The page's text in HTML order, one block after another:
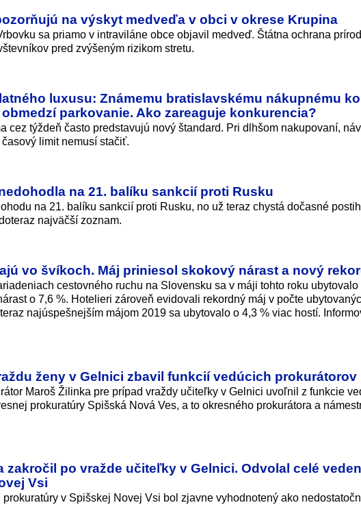
na výskyt medveďa v obci v okrese Krupina
sa priamo v intraviláne obce objavil medveď. Štátna ochrana
pred zvýšeným rizikom stretu.
luxusu: Známemu bratislavskému nákupnému
parkovanie. Ako zareaguje konkurencia?
cez týždeň často predstavujú nový štandard. Pri dlhšom nakupovaní,
limit nemusí stačiť.
na 21. balíku sankcií proti Rusku
na 21. balíku sankcií proti Rusku, no už teraz chystá dočasné
najväčší zoznam.
vo švíkoch. Máj priniesol skokový nárast a nový
cestovného ruchu na Slovensku sa v máji tohto roku
o 7,6 %. Hotelieri zároveň evidovali rekordný máj v počte
najúspešnejším májom 2019 sa ubytovalo o 4,3 % viac hostí.
ženy v Gelnici zbavil funkcií vedúcich prokurátorov
Maroš Žilinka pre prípad vraždy učiteľky v Gelnici uvoľnil z funkcie
prokuratúry Spišská Nová Ves, a to okresného prokurátora a
zakročil po vražde učiteľky v Gelnici. Odvolal celé
Vsi
prokuratúry v Spišskej Novej Vsi bol zjavne vyhodnotený ako